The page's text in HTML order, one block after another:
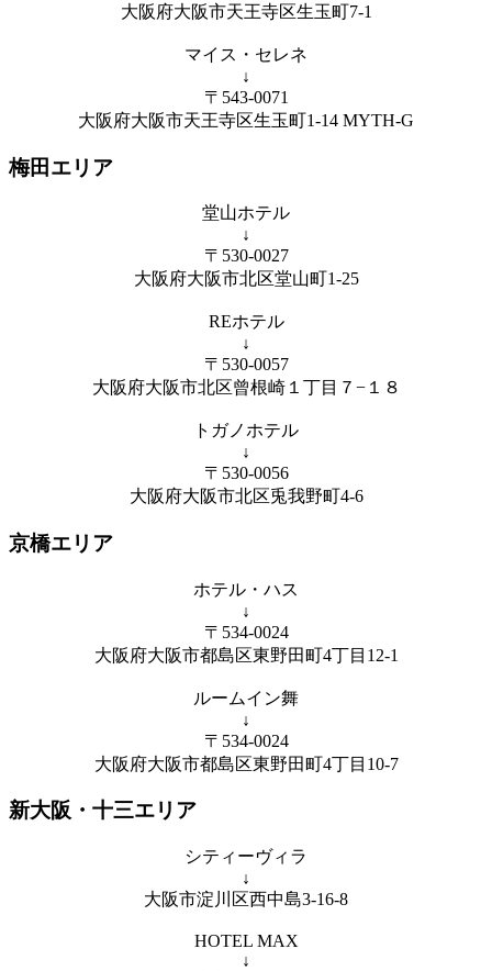
大阪府大阪市天王寺区生玉町7-1
マイス・セレネ
↓
〒543-0071
大阪府大阪市天王寺区生玉町1-14 MYTH-G
梅田エリア
堂山ホテル
↓
〒530-0027
大阪府大阪市北区堂山町1-25
REホテル
↓
〒530-0057
大阪府大阪市北区曾根崎１丁目７−１８
トガノホテル
↓
〒530-0056
大阪府大阪市北区兎我野町4-6
京橋エリア
ホテル・ハス
↓
〒534-0024
大阪府大阪市都島区東野田町4丁目12-1
ルームイン舞
↓
〒534-0024
大阪府大阪市都島区東野田町4丁目10-7
新大阪・十三エリア
シティーヴィラ
↓
大阪市淀川区西中島3-16-8
HOTEL MAX
↓